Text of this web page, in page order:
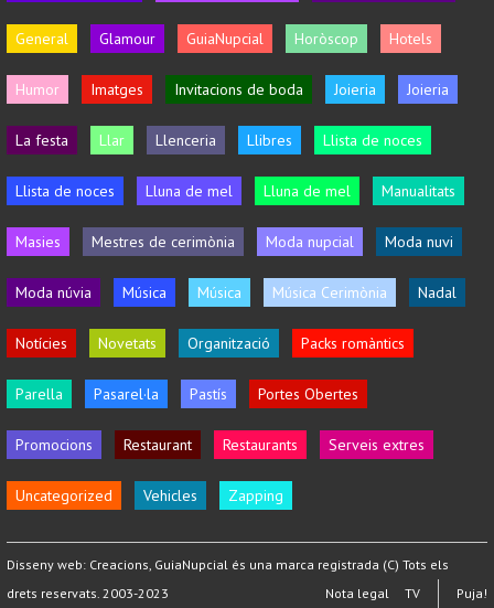
General Glamour GuiaNupcial Horòscop Hotels
Humor Imatges Invitacions de boda Joieria Joieria
La festa Llar Llenceria Llibres Llista de noces
Llista de noces Lluna de mel Lluna de mel Manualitats
Masies Mestres de cerimònia Moda nupcial Moda nuvi
Moda núvia Música Música Música Cerimònia Nadal
Notícies Novetats Organització Packs romàntics
Parella Pasarel·la Pastís Portes Obertes
Promocions Restaurant Restaurants Serveis extres
Uncategorized Vehicles Zapping
Disseny web: Creacions , GuiaNupcial és una marca registrada (C) Tots els
drets reservats. 2003-2023
Puja!
Nota legal TV